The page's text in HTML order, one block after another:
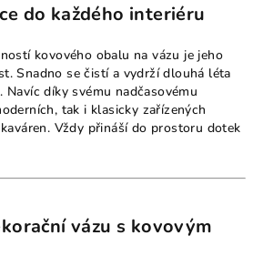
do každého interiéru
kovového obalu na vázu je jeho
Snadno se čistí a vydrží dlouhá léta
díky svému nadčasovému
tak i klasicky zařízených
Vždy přináší do prostoru dotek
vázu s kovovým